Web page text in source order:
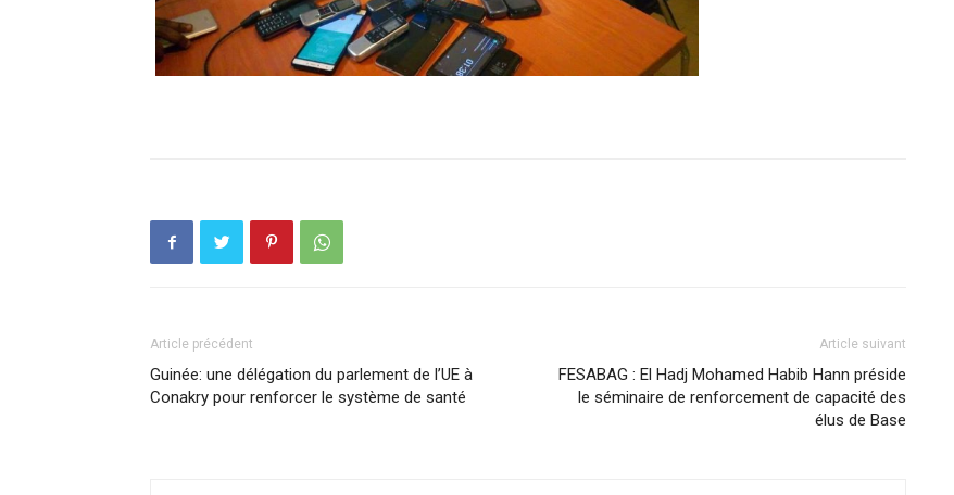
Article précédent
Guinée: une délégation du parlement de l’UE à
Conakry pour renforcer le système de santé
Article suivant
FESABAG : El Hadj Mohamed Habib Hann préside
le séminaire de renforcement de capacité des
élus de Base